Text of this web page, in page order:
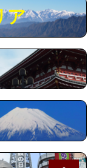
円
円~
円
円
円
円
ア